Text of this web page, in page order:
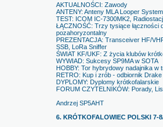
AKTUALNOŚCI: Zawody
ANTENY: Anteny MLA Looper
TEST: ICOM IC-7300MK2,
ŁĄCZNOŚĆ: Trzy tysiące łączności
pozahoryzontalny
PREZENTACJA: Transceiver HF/
SSB, LoRa Sniffer
ŚWIAT KF/UKF: Z życia klubów
WYWIAD: Sukcesy SP9MA w SOTA
HOBBY: Tor hybrydowy nadajnika
RETRO: Kup i zrób - odbiornik Drake
DYPLOMY: Dyplomy krótkofalarskie
FORUM CZYTELNIKÓW: Porady,
Andrzej SP5AHT
6. KRÓTKOFALOWIEC POLSKI 7-